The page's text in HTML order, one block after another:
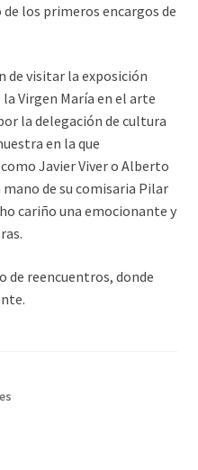
los primeros encargos de
de visitar la exposición
la Virgen María en el arte
la delegación de cultura
en la que
Javier Viver o Alberto
mano de su comisaria Pilar
cariño una emocionante y
de reencuentros, donde